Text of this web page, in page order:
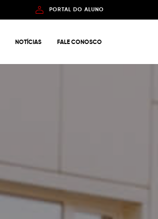
PORTAL DO ALUNO
NOTÍCIAS FALE CONOSCO